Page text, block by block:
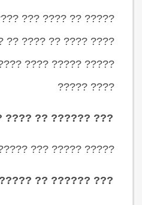
???? ?? ??? ??????
?? ??? ?? ???? ??
???? ?????????? ??
???? ?????
?? ???? ??? ???
??? ??????? ??????
?? ????? ??? ????